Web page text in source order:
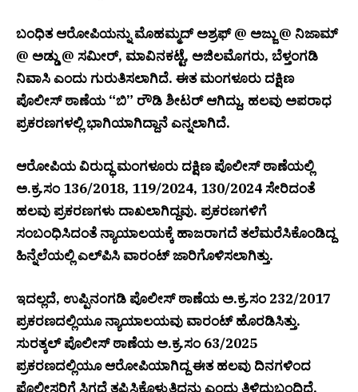
ಬಂಧಿತ ಆರೋಪಿಯನ್ನು ಮೊಹಮ್ಮದ್ ಅಶ್ರಫ್ @ ಅಜ್ಜು @ ನಿಜಾಮ್
@ ಅಡ್ಡು @ ಸಮೀರ್, ಮಾವಿನಕಟ್ಟೆ, ಅಜಿಲಮೊಗರು, ಬೆಳ್ತಂಗಡಿ
ನಿವಾಸಿ ಎಂದು ಗುರುತಿಸಲಾಗಿದೆ. ಈತ ಮಂಗಳೂರು ದಕ್ಷಿಣ
ಪೊಲೀಸ್ ಠಾಣೆಯ “ಬಿ” ರೌಡಿ ಶೀಟರ್ ಆಗಿದ್ದು, ಹಲವು ಅಪರಾಧ
ಪ್ರಕರಣಗಳಲ್ಲಿ ಭಾಗಿಯಾಗಿದ್ದಾನೆ ಎನ್ನಲಾಗಿದೆ.
ಆರೋಪಿಯ ವಿರುದ್ಧ ಮಂಗಳೂರು ದಕ್ಷಿಣ ಪೊಲೀಸ್ ಠಾಣೆಯಲ್ಲಿ
ಅ.ಕ್ರ.ಸಂ 136/2018, 119/2024, 130/2024 ಸೇರಿದಂತೆ
ಹಲವು ಪ್ರಕರಣಗಳು ದಾಖಲಾಗಿದ್ದವು. ಪ್ರಕರಣಗಳಿಗೆ
ಸಂಬಂಧಿಸಿದಂತೆ ನ್ಯಾಯಾಲಯಕ್ಕೆ ಹಾಜರಾಗದೆ ತಲೆಮರೆಸಿಕೊಂಡಿದ್ದ
ಹಿನ್ನೆಲೆಯಲ್ಲಿ ಎಲ್‌ಪಿಸಿ ವಾರಂಟ್ ಜಾರಿಗೊಳಿಸಲಾಗಿತ್ತು.
ಇದಲ್ಲದೆ, ಉಪ್ಪಿನಂಗಡಿ ಪೊಲೀಸ್ ಠಾಣೆಯ ಅ.ಕ್ರ.ಸಂ 232/2017
ಪ್ರಕರಣದಲ್ಲಿಯೂ ನ್ಯಾಯಾಲಯವು ವಾರಂಟ್ ಹೊರಡಿಸಿತ್ತು.
ಸುರತ್ಕಲ್ ಪೊಲೀಸ್ ಠಾಣೆಯ ಅ.ಕ್ರ.ಸಂ 63/2025
ಪ್ರಕರಣದಲ್ಲಿಯೂ ಆರೋಪಿಯಾಗಿದ್ದ ಈತ ಹಲವು ದಿನಗಳಿಂದ
ಪೊಲೀಸರಿಗೆ ಸಿಗದೆ ತಪ್ಪಿಸಿಕೊಳ್ಳುತ್ತಿದ್ದನು ಎಂದು ತಿಳಿದುಬಂದಿದೆ.